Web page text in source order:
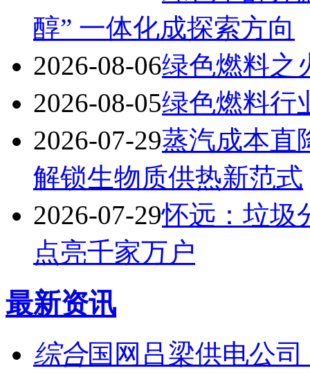
醇” 一体化成探索方向
2026-08-06绿色燃料之
2026-08-05绿色燃料行
2026-07-29蒸汽成本直
解锁生物质供热新范式
2026-07-29怀远：垃圾
点亮千家万户
最新资讯
综合国网吕梁供电公